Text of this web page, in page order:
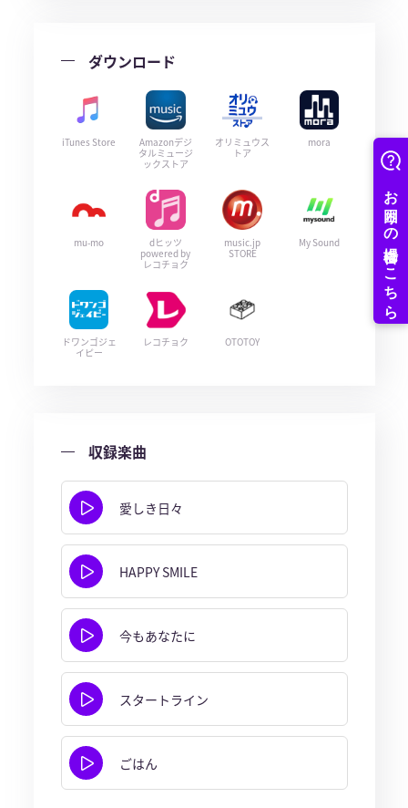
ダウンロード
iTunes Store
Amazonデジ
タルミュージ
ックストア
オリミュウス
トア
mora
mu-mo
dヒッツ
powered by
レコチョク
music.jp
STORE
My Sound
ドワンゴジェ
イピー
レコチョク OTOTOY
収録楽曲
愛しき日々
HAPPY SMILE
今もあなたに
スタートライン
ごはん